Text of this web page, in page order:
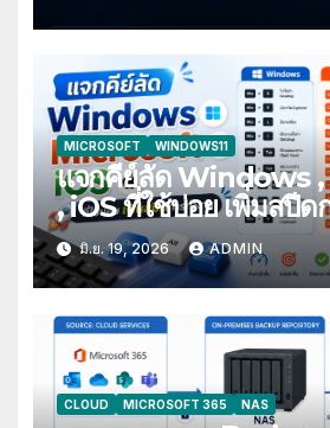
MICROSOFT WINDOWS11
แจกคีย์ลัด Windows
, iOS ที่ใช้บ่อย เพิ่มสปีด
มิ.ย. 19, 2026 ADMIN
CLOUD MICROSOFT 365 NAS